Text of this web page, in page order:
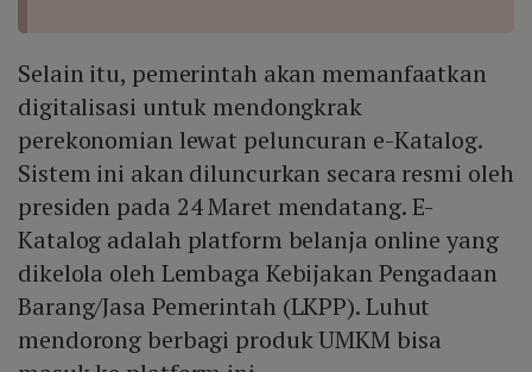
Selain itu, pemerintah akan memanfaatkan
digitalisasi untuk mendongkrak
perekonomian lewat peluncuran e-Katalog.
Sistem ini akan diluncurkan secara resmi oleh
presiden pada 24 Maret mendatang. E-
Katalog adalah platform belanja online yang
dikelola oleh Lembaga Kebijakan Pengadaan
Barang/Jasa Pemerintah (LKPP). Luhut
mendorong berbagi produk UMKM bisa